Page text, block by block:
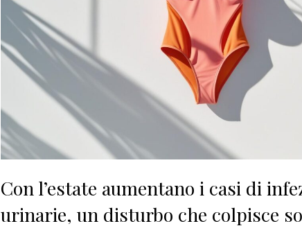
Con l’estate aumentano i casi di
urinarie, un disturbo che colpisce